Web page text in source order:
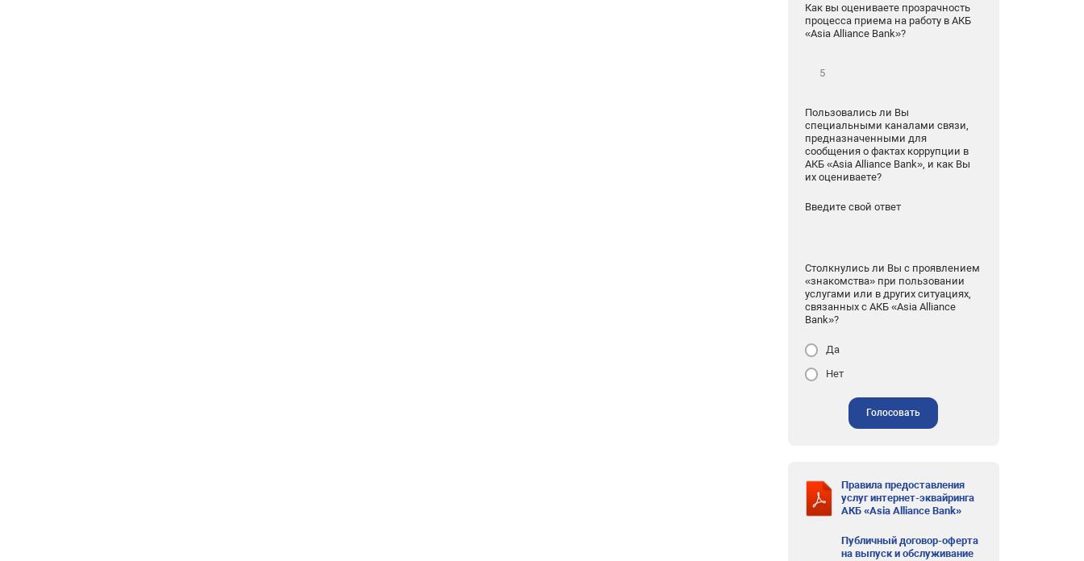
Как вы оцениваете прозрачность
процесса приема на работу в АКБ
«Asia Alliance Bank»?
Пользовались ли Вы
специальными каналами связи,
предназначенными для
сообщения о фактах коррупции в
АКБ «Asia Alliance Bank», и как Вы
их оцениваете?
Введите свой ответ
Столкнулись ли Вы с проявлением
«знакомства» при пользовании
услугами или в других ситуациях,
связанных с АКБ «Asia Alliance
Bank»?
Да
Нет
Голосовать
Правила предоставления
услуг интернет-эквайринга
АКБ «Asia Alliance Bank»
Публичный договор-оферта
на выпуск и обслуживание